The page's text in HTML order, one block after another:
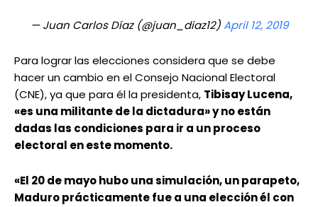
— Juan Carlos Díaz (@juan_diaz12)April 12, 2019
Para lograr las elecciones considera que se debe
hacer un cambio en el Consejo Nacional Electoral
(CNE), ya que para él la presidenta, Tibisay Lucena,
«es una militante de la dictadura» y no están
dadas las condiciones para ir a un proceso
electoral en este momento.
«El 20 de mayo hubo una simulación, un parapeto,
Maduro prácticamente fue a una elección él con